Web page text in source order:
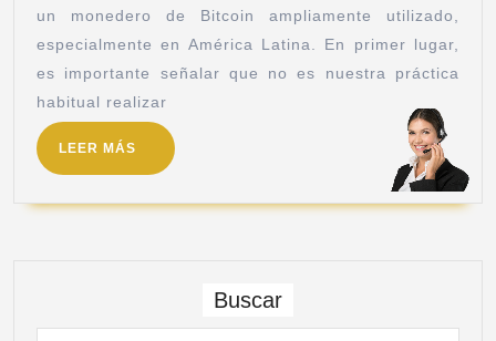
un monedero de Bitcoin ampliamente utilizado,
especialmente en América Latina. En primer lugar,
es importante señalar que no es nuestra práctica
habitual realizar
LEER MÁS
Buscar